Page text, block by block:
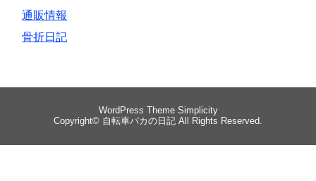
通販情報
骨折日記
WordPress Theme Simplicity
Copyright© 自転車バカの日記 All Rights Reserved.